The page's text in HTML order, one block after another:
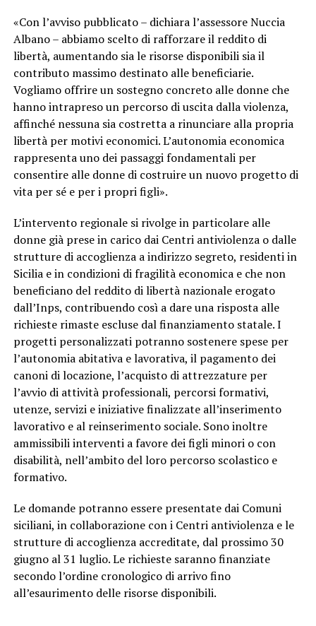
«Con l’avviso pubblicato – dichiara l’assessore Nuccia
Albano – abbiamo scelto di rafforzare il reddito di
libertà, aumentando sia le risorse disponibili sia il
contributo massimo destinato alle beneficiarie.
Vogliamo offrire un sostegno concreto alle donne che
hanno intrapreso un percorso di uscita dalla violenza,
affinché nessuna sia costretta a rinunciare alla propria
libertà per motivi economici. L’autonomia economica
rappresenta uno dei passaggi fondamentali per
consentire alle donne di costruire un nuovo progetto di
vita per sé e per i propri figli».
L’intervento regionale si rivolge in particolare alle
donne già prese in carico dai Centri antiviolenza o dalle
strutture di accoglienza a indirizzo segreto, residenti in
Sicilia e in condizioni di fragilità economica e che non
beneficiano del reddito di libertà nazionale erogato
dall’Inps, contribuendo così a dare una risposta alle
richieste rimaste escluse dal finanziamento statale. I
progetti personalizzati potranno sostenere spese per
l’autonomia abitativa e lavorativa, il pagamento dei
canoni di locazione, l’acquisto di attrezzature per
l’avvio di attività professionali, percorsi formativi,
utenze, servizi e iniziative finalizzate all’inserimento
lavorativo e al reinserimento sociale. Sono inoltre
ammissibili interventi a favore dei figli minori o con
disabilità, nell’ambito del loro percorso scolastico e
formativo.
Le domande potranno essere presentate dai Comuni
siciliani, in collaborazione con i Centri antiviolenza e le
strutture di accoglienza accreditate, dal prossimo 30
giugno al 31 luglio. Le richieste saranno finanziate
secondo l’ordine cronologico di arrivo fino
all’esaurimento delle risorse disponibili.